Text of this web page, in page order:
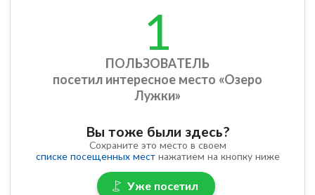
1
ПОЛЬЗОВАТЕЛЬ
посетил интересное место «Озеро
Лужки»
Вы тоже были здесь?
Сохраните это место в своем
списке посещенных местнажатием на кнопку ниже
Уже посетил